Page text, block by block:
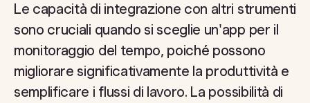
Le capacità di integrazione con altri strumenti
sono cruciali quando si sceglie un'app per il
monitoraggio del tempo, poiché possono
migliorare significativamente la produttività e
semplificare i flussi di lavoro. La possibilità di